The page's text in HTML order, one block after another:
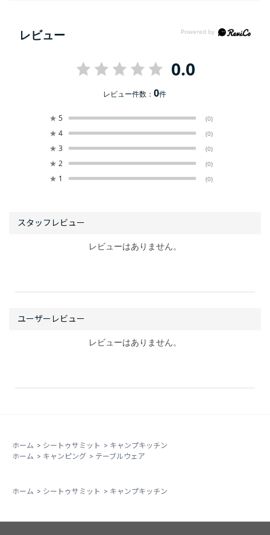
レビュー
0.0
レビュー件数：0件
★ 5 (0)
★ 4 (0)
★ 3 (0)
★ 2 (0)
★ 1 (0)
レビューはありません。
レビューはありません。
ホーム > シートゥサミット > キャンプキッチン
ホーム > キャンピング > テーブルウェア
ホーム > シートゥサミット > キャンプキッチン